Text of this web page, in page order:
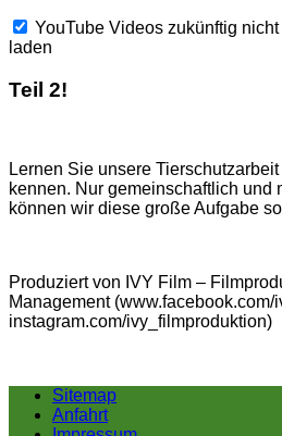
YouTube Videos zukünftig
laden
Teil 2!
Lernen Sie unsere
kennen. Nur gemeinschaftlich und
können wir diese große Aufgabe
Produziert von IVY Film –
Management (www.facebook.com/
instagram.com/ivy_filmproduktion)
Sitemap
Anfahrt